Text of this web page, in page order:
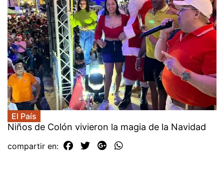
El País
Niños de Colón vivieron la magia de la Navidad
compartir en: